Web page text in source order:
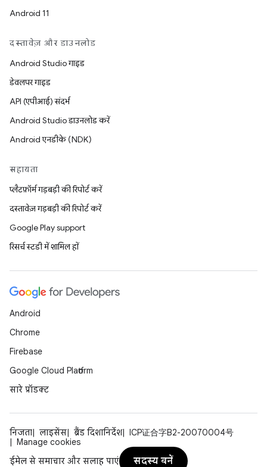
Android 11
दस्तावेज़ और डाउनलोड
Android Studio गाइड
डेवलपर गाइड
API (एपीआई) संदर्भ
Android Studio डाउनलोड करें
Android एनडीके (NDK)
सहायता
प्लैटफ़ॉर्म गड़बड़ी की रिपोर्ट करें
दस्तावेज़ गड़बड़ी की रिपोर्ट करें
Google Play support
रिसर्च स्टडी में शामिल हों
Android
Chrome
Firebase
Google Cloud Platform
सारे प्रॉडक्ट
निजता लाइसेंस ब्रैंड दिशानिर्देश
ICP证合字B2-20070004号
Manage cookies
ईमेल से समाचार और सलाह पाएं
सदस्य बनें